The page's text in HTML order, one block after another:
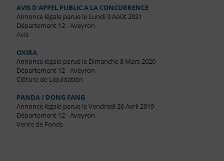
AVIS D'APPEL PUBLIC A LA CONCURRENCE
Annonce légale parue le Lundi 9 Août 2021
Département 12 - Aveyron
Avis
OXIRA
Annonce légale parue le Dimanche 8 Mars 2020
Département 12 - Aveyron
Clôture de Liquidation
PANDA / DONG FANG
Annonce légale parue le Vendredi 26 Avril 2019
Département 12 - Aveyron
Vente de Fonds